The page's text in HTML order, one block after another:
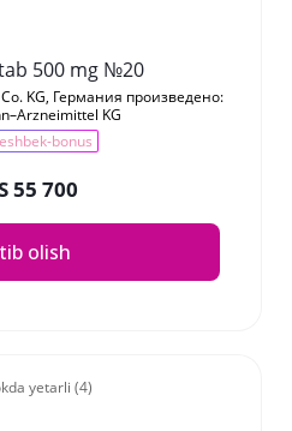
500 mg №20
KG, Германия произведено:
KG
bonus
55 700
olish
yetarli (4)